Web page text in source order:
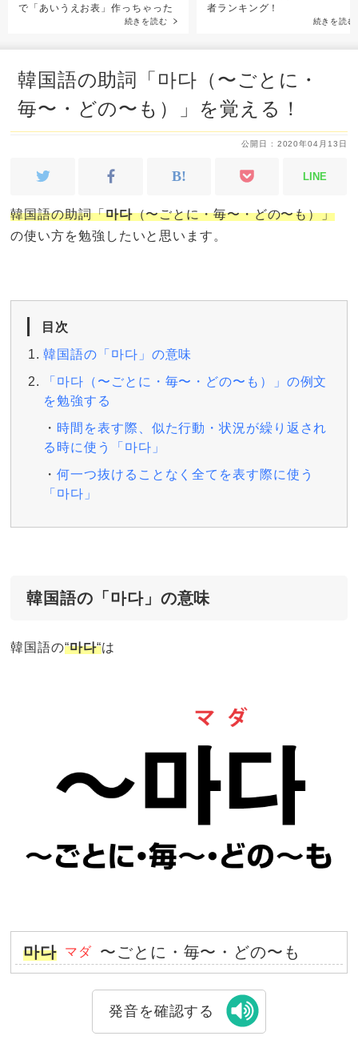
で「あいうえお表」作っちゃった
続きを読む
者ランキング！
続きを読む
韓国語の助詞「마다（〜ごとに・
毎〜・どの〜も）」を覚える！
公開日 : 2020年04月13日
LINE
韓国語の助詞「마다（〜ごとに・毎〜・どの〜も）」
の使い方を勉強したいと思います。
目次
韓国語の「마다」の意味
「마다（〜ごとに・毎〜・どの〜も）」の例文
を勉強する
時間を表す際、似た行動・状況が繰り返され
る時に使う「마다」
何一つ抜けることなく全てを表す際に使う
「마다」
韓国語の「마다」の意味
韓国語の“마다“は
마다 マダ 〜ごとに・毎〜・どの〜も
発音を確認する